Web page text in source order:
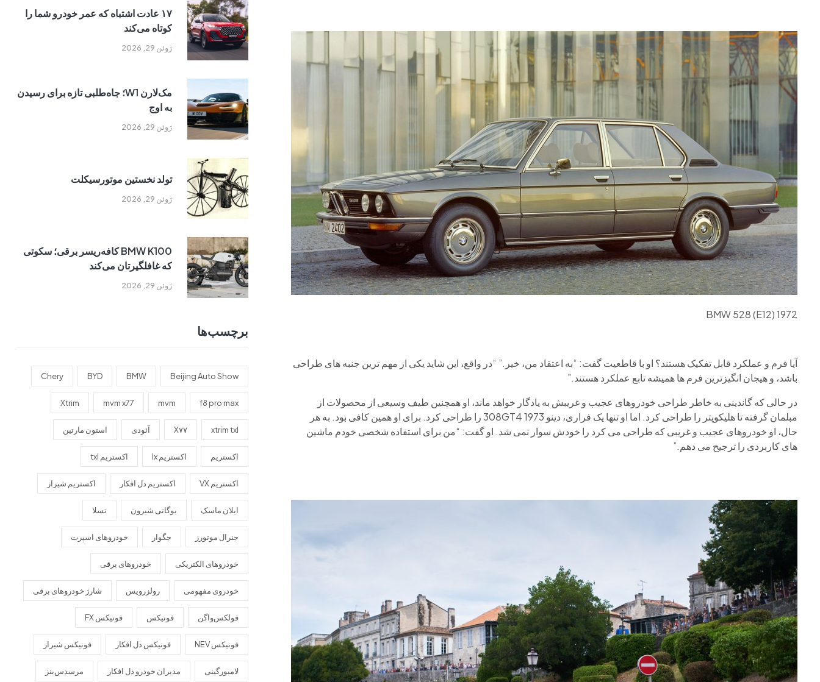
1972 BMW 528 (E12)
آیا فرم و عملکرد قابل تفکیک هستند؟ او با قاطعیت گفت: “به اعتقاد من، خیر.” “در واقع، این شاید یکی از مهم ترین جنبه های طراحی
باشد، و هیجان انگیزترین فرم ها همیشه تابع عملکرد هستند.”
در حالی که گاندینی به خاطر طراحی خودروهای عجیب و غریبش به یادگار خواهد ماند، او همچنین طیف وسیعی از محصولات از
مبلمان گرفته تا هلیکوپتر را طراحی کرد. اما او تنها یک فراری، دینو 308GT4 1973 را طراحی کرد. برای او همین کافی بود. به هر
حال، او خودروهای عجیب و غریبی که طراحی می کرد را خودش سوار نمی شد. او گفت: “من برای استفاده شخصی خودم ماشین
های کاربردی را ترجیح می دهم.”
ژوئن 29, 2026
۱۷ عادت اشتباه که عمر خودرو شما را
کوتاه می‌کند
ژوئن 29, 2026
مک‌لارن W1؛ جاه‌طلبی تازه برای رسیدن
به اوج
ژوئن 29, 2026
تولد نخستین موتورسیکلت
ژوئن 29, 2026
BMW K100 کافه‌ریسر برقی؛ سکوتی
که غافلگیرتان می‌کند
برچسب‌ها
Beijing Auto Show
BMW
BYD
Chery
f8 pro max
mvm
mvm x77
Xtrim
xtrim txl X۷۷ آئودی استون مارتین
اکستریم اکستریم lx اکستریم txl
اکستریم VX اکستریم دل افکار اکستریم شیراز
ایلان ماسک بوگاتی شیرون تسلا
جنرال موتورز جگوار خودروهای اسپرت
خودروهای الکتریکی خودروهای برقی
خودروی مفهومی رولزرویس شارژ خودروهای برقی
فولکس‌واگن فونیکس فونیکس FX
فونیکس NEV فونیکس دل افکار فونیکس شیراز
لامبورگینی مدیران خودرو دل افکار مرسدس‌بنز